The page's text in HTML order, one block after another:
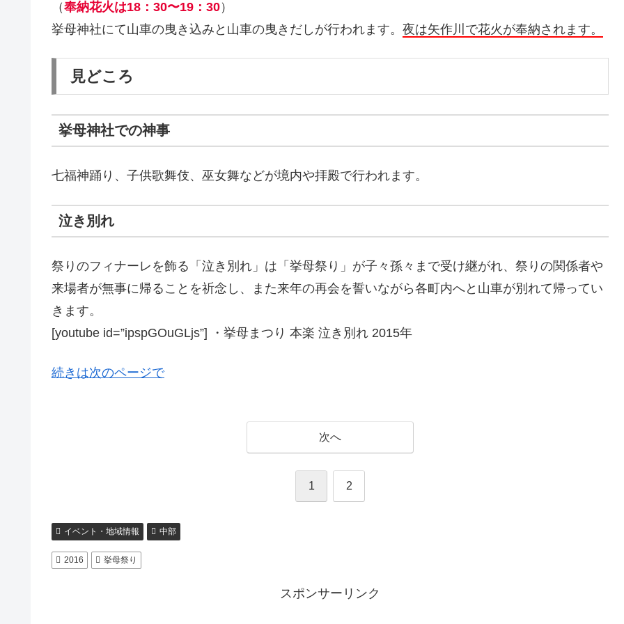
（奉納花火は18：30〜19：30）
挙母神社にて山車の曳き込みと山車の曳きだしが行われます。 夜は矢作川で花火が奉納されます。
見どころ
挙母神社での神事
七福神踊り、子供歌舞伎、巫女舞などが境内や拝殿で行われます。
泣き別れ
祭りのフィナーレを飾る「泣き別れ」は「挙母祭り」が子々孫々まで受け継がれ、祭りの関係者や
来場者が無事に帰ることを祈念し、また来年の再会を誓いながら各町内へと山車が別れて帰ってい
きます。
[youtube id=”ipspGOuGLjs”] ・挙母まつり 本楽 泣き別れ 2015年
続きは次のページで
次へ
1 2
イベント・地域情報 中部
2016 挙母祭り
スポンサーリンク